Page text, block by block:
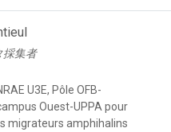
採集者
U3E, Pôle OFB-
Ouest-UPPA pour
migrateurs amphihalins